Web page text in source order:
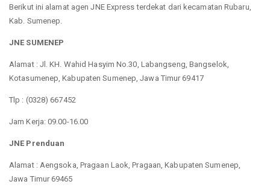
Berikut ini alamat agen JNE Express terdekat dari kecamatan Rubaru,
Kab. Sumenep.
JNE SUMENEP
Alamat : Jl. KH. Wahid Hasyim No.30, Labangseng, Bangselok,
Kotasumenep, Kabupaten Sumenep, Jawa Timur 69417
Tlp : (0328) 667452
Jam Kerja: 09.00-16.00
JNE Prenduan
Alamat : Aengsoka, Pragaan Laok, Pragaan, Kabupaten Sumenep,
Jawa Timur 69465